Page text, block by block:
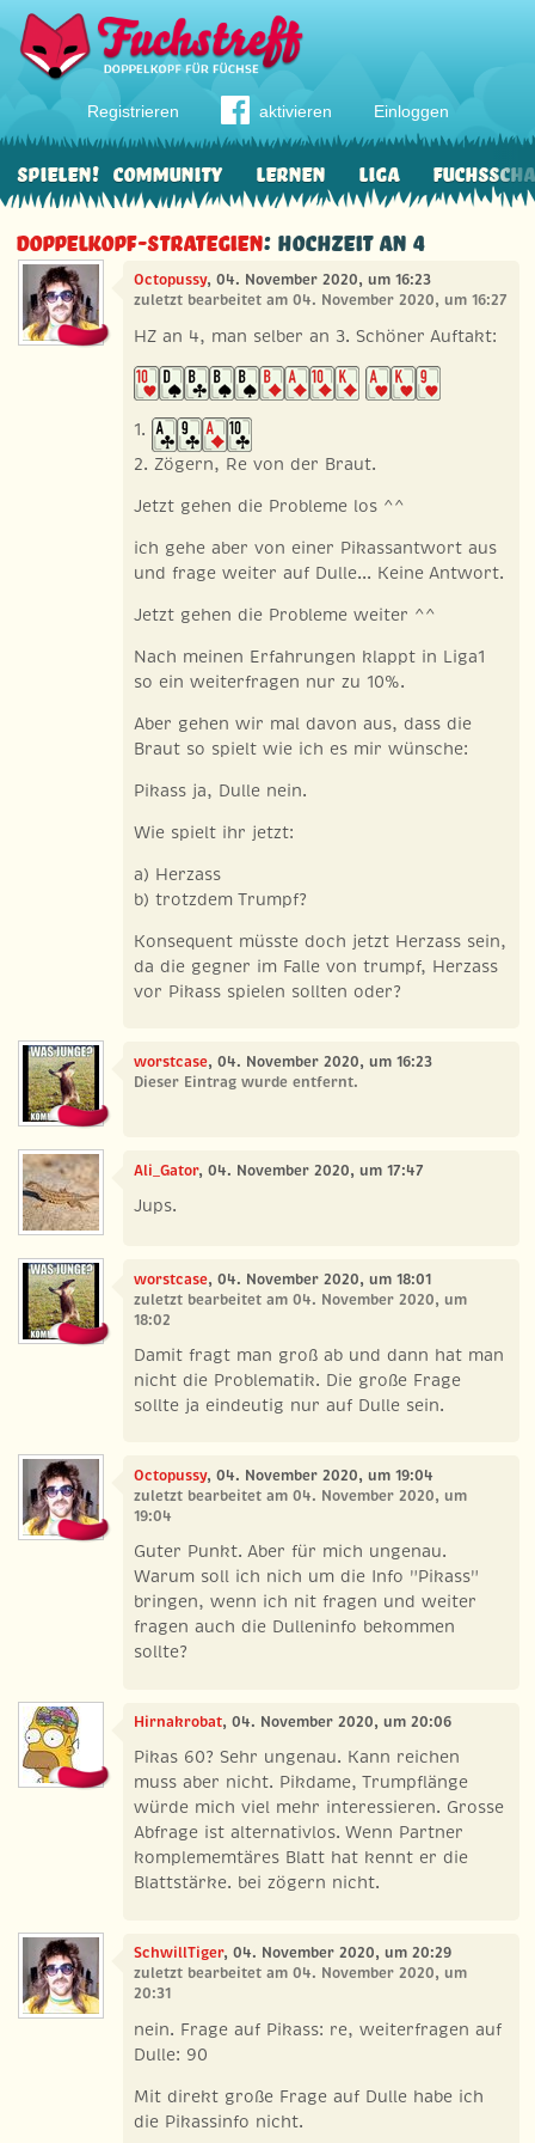
Registrieren aktivieren Einloggen
Community Lernen Liga
Spielen!
Doppelkopf-Strategien: Hochzeit an 4
Octopussy, 04. November 2020, um 16:23
zuletzt bearbeitet am 04. November 2020, um 16:27
HZ an 4, man selber an 3. Schöner Auftakt:
1.
2. Zögern, Re von der Braut.
Jetzt gehen die Probleme los ^^
ich gehe aber von einer Pikassantwort aus
und frage weiter auf Dulle... Keine Antwort.
Jetzt gehen die Probleme weiter ^^
Nach meinen Erfahrungen klappt in Liga1
so ein weiterfragen nur zu 10%.
Aber gehen wir mal davon aus, dass die
Braut so spielt wie ich es mir wünsche:
Pikass ja, Dulle nein.
Wie spielt ihr jetzt:
a) Herzass
b) trotzdem Trumpf?
Konsequent müsste doch jetzt Herzass sein,
da die gegner im Falle von trumpf, Herzass
vor Pikass spielen sollten oder?
worstcase, 04. November 2020, um 16:23
Dieser Eintrag wurde entfernt.
Ali_Gator, 04. November 2020, um 17:47
Jups.
worstcase, 04. November 2020, um 18:01
zuletzt bearbeitet am 04. November 2020, um
18:02
Damit fragt man groß ab und dann hat man
nicht die Problematik. Die große Frage
sollte ja eindeutig nur auf Dulle sein.
Octopussy, 04. November 2020, um 19:04
zuletzt bearbeitet am 04. November 2020, um
19:04
Guter Punkt. Aber für mich ungenau.
Warum soll ich nich um die Info "Pikass"
bringen, wenn ich nit fragen und weiter
fragen auch die Dulleninfo bekommen
sollte?
Hirnakrobat, 04. November 2020, um 20:06
Pikas 60? Sehr ungenau. Kann reichen
muss aber nicht. Pikdame, Trumpflänge
würde mich viel mehr interessieren. Grosse
Abfrage ist alternativlos. Wenn Partner
komplememtäres Blatt hat kennt er die
Blattstärke. bei zögern nicht.
SchwillTiger, 04. November 2020, um 20:29
zuletzt bearbeitet am 04. November 2020, um
20:31
nein. Frage auf Pikass: re, weiterfragen auf
Dulle: 90
Mit direkt große Frage auf Dulle habe ich
die Pikassinfo nicht.